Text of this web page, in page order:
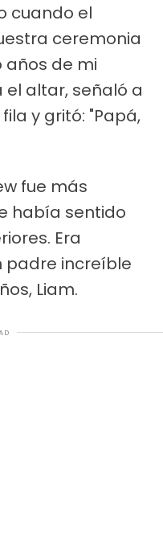
cuando el
ceremonia
años de mi
altar, señaló a
y gritó: "Papá,
fue más
había sentido
Era
padre increíble
Liam.